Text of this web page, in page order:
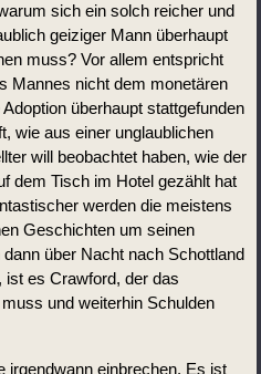
sich ein solch reicher und
geiziger Mann überhaupt
muss? Vor allem entspricht
Mannes nicht dem monetären
überhaupt stattgefunden
wie aus einer unglaublichen
will beobachtet haben, wie der
dem Tisch im Hotel gezählt hat
werden die meistens
Geschichten um seinen
über Nacht nach Schottland
ist es Crawford, der das
und weiterhin Schulden
irgendwann einbrechen. Es ist